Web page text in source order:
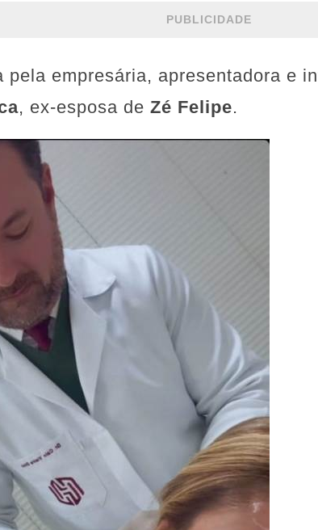
PUBLICIDADE
pela empresária, apresentadora e
, ex-esposa de Zé Felipe.